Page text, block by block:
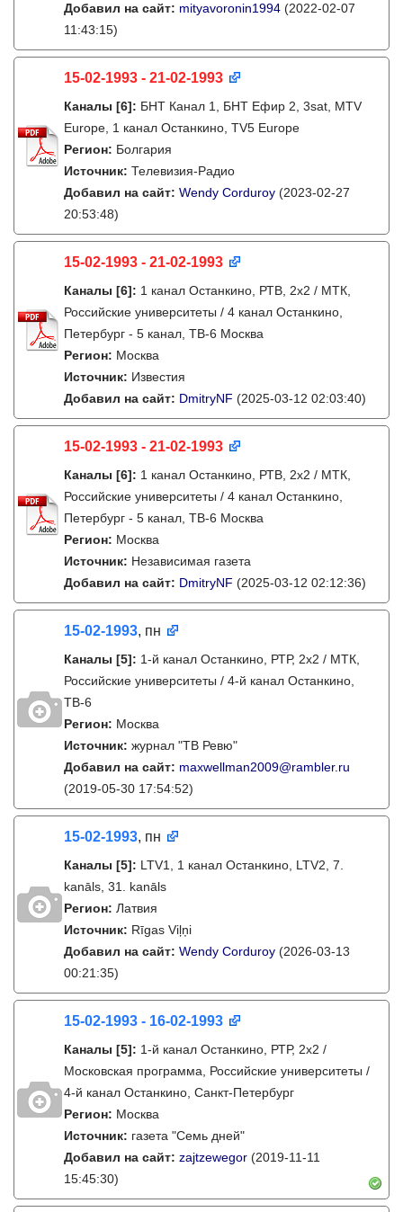
Добавил на сайт: mityavoronin1994 (2022-02-07
11:43:15)
15-02-1993 - 21-02-1993
Каналы [6]: БНТ Канал 1, БНТ Ефир 2, 3sat, MTV
Europe, 1 канал Останкино, TV5 Europe
Регион: Болгария
Источник: Телевизия-Радио
Добавил на сайт: Wendy Corduroy (2023-02-27
20:53:48)
15-02-1993 - 21-02-1993
Каналы [6]: 1 канал Останкино, РТВ, 2х2 / МТК,
Российские университеты / 4 канал Останкино,
Петербург - 5 канал, ТВ-6 Москва
Регион: Москва
Источник: Известия
Добавил на сайт: DmitryNF (2025-03-12 02:03:40)
15-02-1993 - 21-02-1993
Каналы [6]: 1 канал Останкино, РТВ, 2х2 / МТК,
Российские университеты / 4 канал Останкино,
Петербург - 5 канал, ТВ-6 Москва
Регион: Москва
Источник: Независимая газета
Добавил на сайт: DmitryNF (2025-03-12 02:12:36)
15-02-1993, пн
Каналы [5]: 1-й канал Останкино, РТР, 2х2 / МТК,
Российские университеты / 4-й канал Останкино,
ТВ-6
Регион: Москва
Источник: журнал "ТВ Ревю"
Добавил на сайт: maxwellman2009@rambler.ru
(2019-05-30 17:54:52)
15-02-1993, пн
Каналы [5]: LTV1, 1 канал Останкино, LTV2, 7.
kanāls, 31. kanāls
Регион: Латвия
Источник: Rīgas Viļņi
Добавил на сайт: Wendy Corduroy (2026-03-13
00:21:35)
15-02-1993 - 16-02-1993
Каналы [5]: 1-й канал Останкино, РТР, 2х2 /
Московская программа, Российские университеты /
4-й канал Останкино, Санкт-Петербург
Регион: Москва
Источник: газета "Семь дней"
Добавил на сайт: zajtzewegor (2019-11-11
15:45:30)